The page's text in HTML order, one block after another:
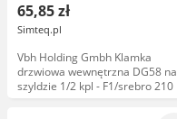
65,85 zł
Simteq.pl
Vbh Holding Gmbh Klamka
drzwiowa wewnętrzna DG58 na
szyldzie 1/2 kpl - F1/srebro 210